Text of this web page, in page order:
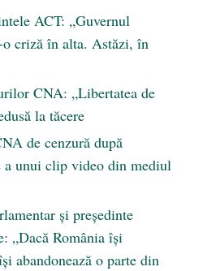
ACT: „Guvernul
criză în alta. Astăzi, în
CNA: „Libertatea de
la tăcere
de cenzură după
a unui clip video din mediul
și președinte
„Dacă România își
abandonează o parte din